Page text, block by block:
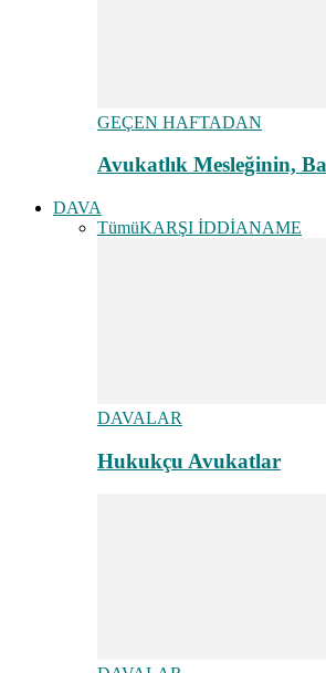
GEÇEN HAFTADAN
Avukatlık Mesleğinin,
DAVA
TümüKARŞI İDDİANAME
DAVALAR
Hukukçu Avukatlar